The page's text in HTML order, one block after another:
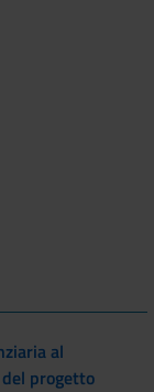
al
progetto